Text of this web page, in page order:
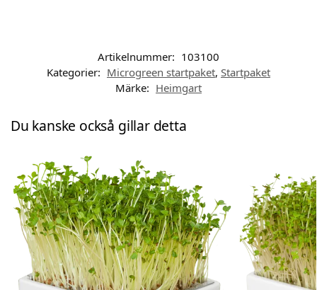
Artikelnummer: 103100
Kategorier: Microgreen startpaket, Startpaket
Märke: Heimgart
Du kanske också gillar detta